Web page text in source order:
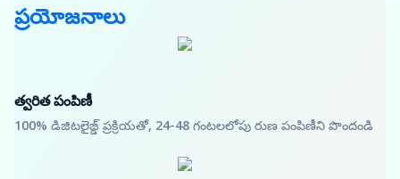
ప్రయోజనాలు
త్వరిత పంపిణీ
100% డిజిటలైజ్డ్ ప్రక్రియతో, 24-48 గంటలలోపు రుణ పంపిణీని పొందండి